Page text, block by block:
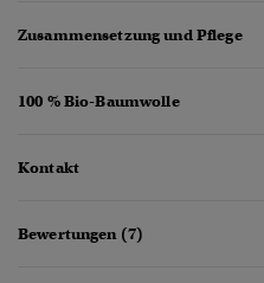
Zusammensetzung und Pflege
100 % Bio-Baumwolle
Kontakt
Bewertungen (7)